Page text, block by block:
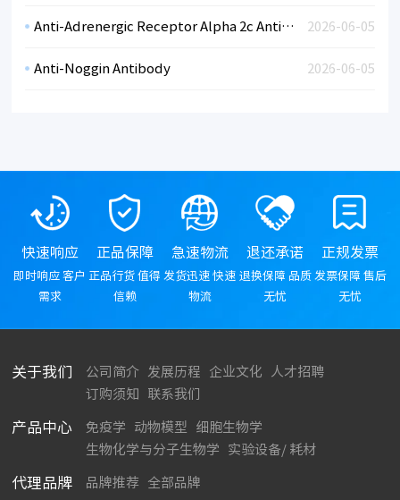
2026-06-05
Anti-Adrenergic Receptor Alpha 2c Antibody
2026-06-05
Anti-Noggin Antibody
快速响应
即时响应 客户
需求
正品保障
正品行货 值得
信赖
急速物流
发货迅速 快速
物流
退还承诺
退换保障 品质
无忧
正规发票
发票保障 售后
无忧
关于我们 公司简介 发展历程 企业文化
人才招聘
订购须知
联系我们
产品中心 免疫学 动物模型
细胞生物学
生物化学与分子生物学
实验设备/ 耗材
代理品牌 品牌推荐 全部品牌